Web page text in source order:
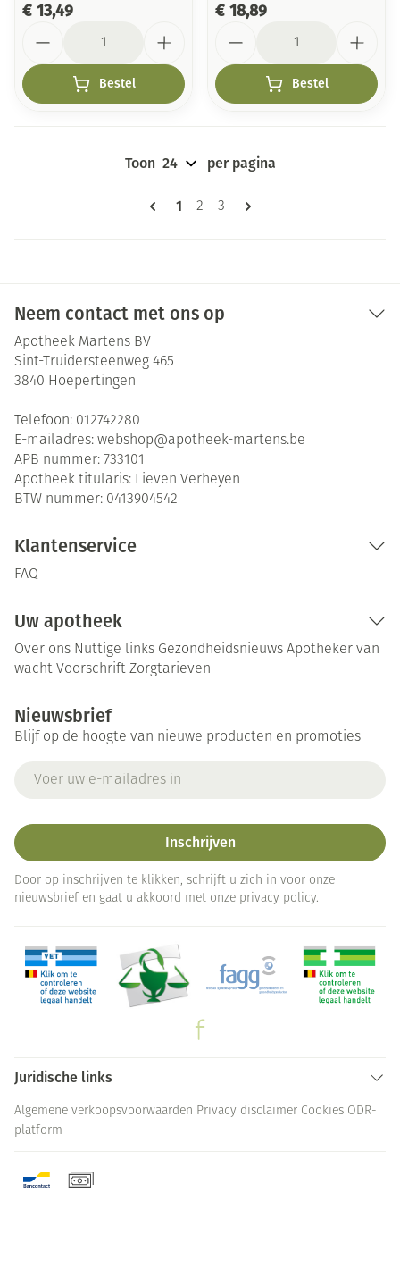
€ 13,49
Bestel
€ 18,89
Bestel
Pagina's
U lees momenteel pagina
1 Pagina
2 Pagina
3
Toon per pagina
Neem contact met ons op
Apotheek Martens BV
Sint-Truidersteenweg 465
3840 Hoepertingen
Telefoon: 012742280
E-mailadres: webshop@apotheek-martens.be
APB nummer: 733101
Apotheek titularis: Lieven Verheyen
BTW nummer: 0413904542
Klantenservice
FAQ
Uw apotheek
Over ons Nuttige links Gezondheidsnieuws Apotheker van
wacht Voorschrift Zorgtarieven
Nieuwsbrief
Blijf op de hoogte van nieuwe producten en promoties
Inschrijven
Door op inschrijven te klikken, schrijft u zich in voor onze
nieuwsbrief en gaat u akkoord met onze privacy policy.
Juridische links
Algemene verkoopsvoorwaarden Privacy disclaimer Cookies ODR-
platform